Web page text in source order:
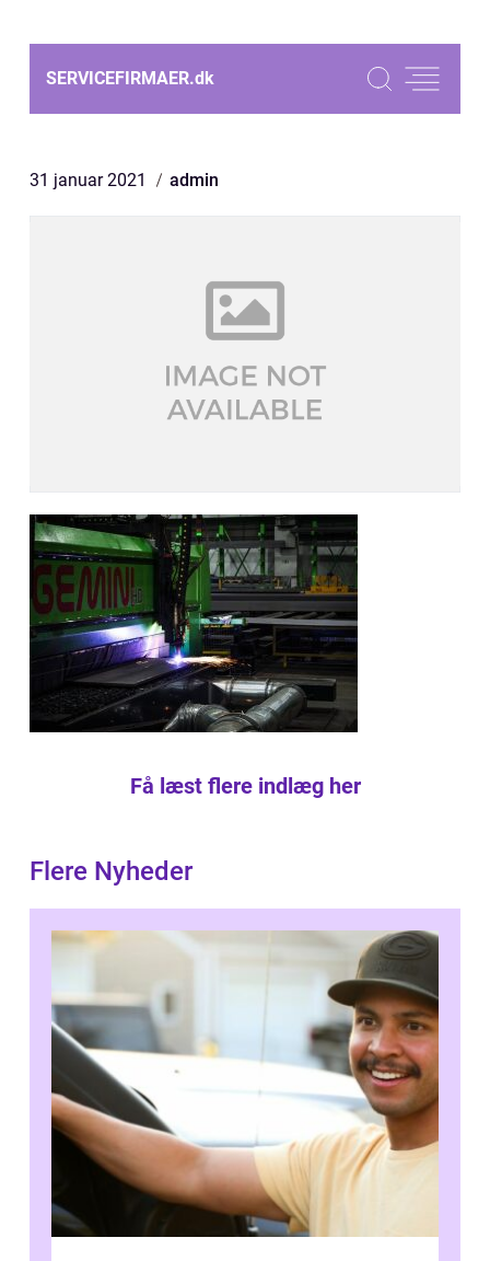
SERVICEFIRMAER.dk
31 januar 2021 admin
Få læst flere indlæg her
Flere Nyheder